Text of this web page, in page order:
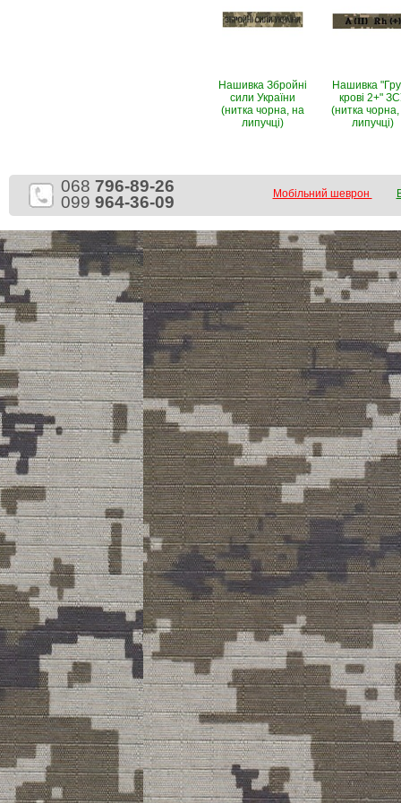
Нашивка Збройні
сили України
(нитка чорна, на
липучці)
Нашивка
крові 2+"
(нитка
липучці)
068 796-89-26
099 964-36-09 Мобільний шеврон